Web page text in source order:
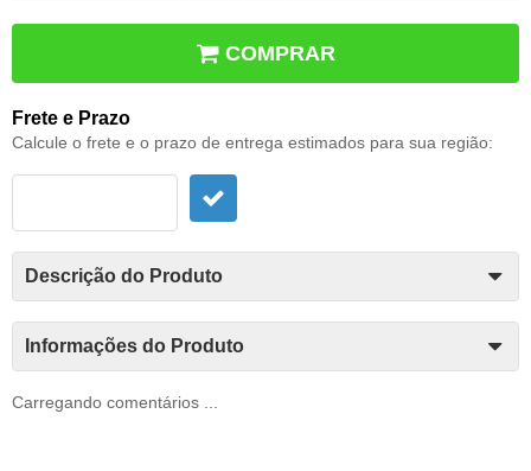
COMPRAR
Frete e Prazo
Calcule o frete e o prazo de entrega estimados para sua região:
Descrição do Produto
Informações do Produto
Carregando comentários ...